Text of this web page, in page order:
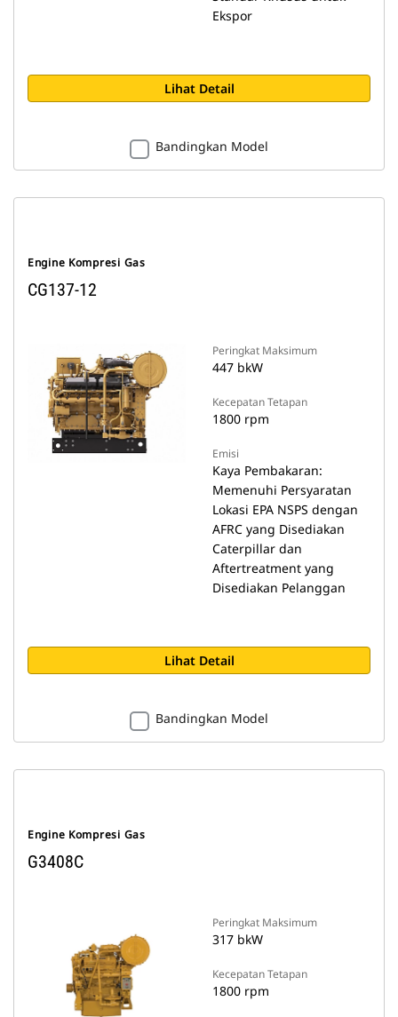
Ekspor
Lihat Detail
Bandingkan Model
Engine Kompresi Gas
CG137-12
Peringkat Maksimum
447 bkW
Kecepatan Tetapan
1800 rpm
Emisi
Kaya Pembakaran:
Memenuhi Persyaratan
Lokasi EPA NSPS dengan
AFRC yang Disediakan
Caterpillar dan
Aftertreatment yang
Disediakan Pelanggan
Lihat Detail
Bandingkan Model
Engine Kompresi Gas
G3408C
Peringkat Maksimum
317 bkW
Kecepatan Tetapan
1800 rpm